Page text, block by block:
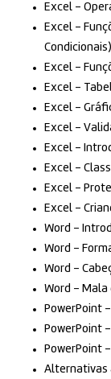
Excel –
Excel –
Condicionais)
Excel –
Excel –
Excel –
Excel –
Excel –
Excel –
Excel –
Excel –
Word –
Word –
Word –
Word – Mala
PowerPoint
PowerPoint
PowerPoint
Alternativas